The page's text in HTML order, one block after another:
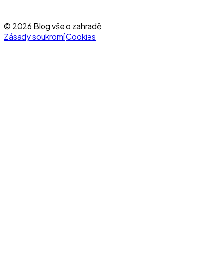
© 2026 Blog vše o zahradě
Zásady soukromíCookies